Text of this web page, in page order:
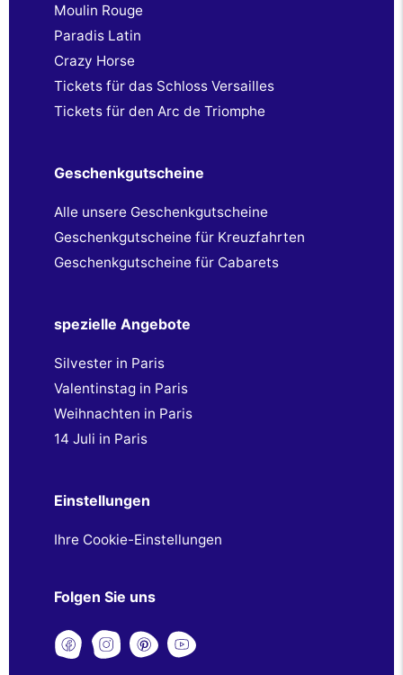
Moulin Rouge
Paradis Latin
Crazy Horse
Tickets für das Schloss Versailles
Tickets für den Arc de Triomphe
Geschenkgutscheine
Alle unsere Geschenkgutscheine
Geschenkgutscheine für Kreuzfahrten
Geschenkgutscheine für Cabarets
spezielle Angebote
Silvester in Paris
Valentinstag in Paris
Weihnachten in Paris
14 Juli in Paris
Einstellungen
Ihre Cookie-Einstellungen
Folgen Sie uns